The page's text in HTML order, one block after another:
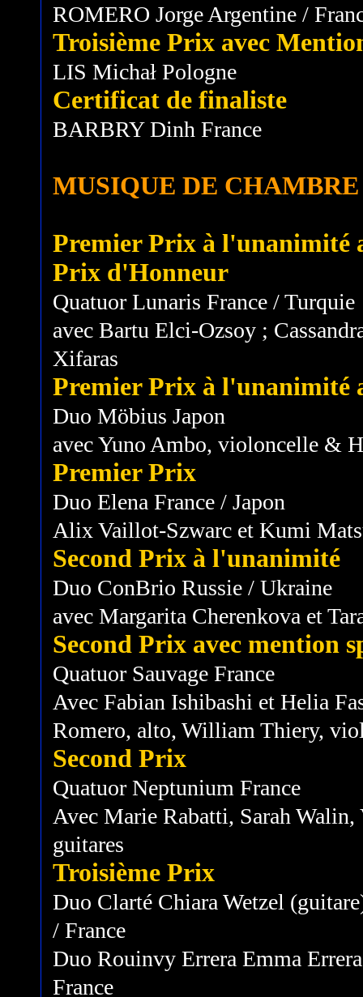
ROMERO Jorge Argentine /
Troisième Prix avec
LIS Michał Pologne
Certificat de finaliste
BARBRY Dinh France
MUSIQUE DE CHAMBRE
Premier Prix à l'unanimité
Prix d'Honneur
Quatuor Lunaris France / Turquie
avec Bartu Elci-Ozsoy ;
Xifaras
Premier Prix à l'unanimité
Duo Möbius Japon
avec Yuno Ambo, violoncelle &
Premier Prix
Duo Elena France / Japon
Alix Vaillot-Szwarc et Kumi
Second Prix à l'unanimité
Duo ConBrio Russie / Ukraine
avec Margarita Cherenkova et
Second Prix avec mention
Quatuor Sauvage France
Avec Fabian Ishibashi et Helia
Romero, alto, William Thiery,
Second Prix
Quatuor Neptunium France
Avec Marie Rabatti, Sarah
guitares
Troisième Prix
Duo Clarté Chiara Wetzel
/ France
Duo Rouinvy Errera Emma
France